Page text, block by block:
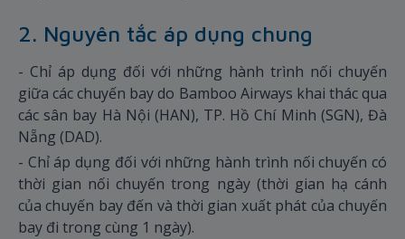
2. Nguyên tắc áp dụng chung
- Chỉ áp dụng đối với những hành trình nối chuyến
giữa các chuyến bay do Bamboo Airways khai thác qua
các sân bay Hà Nội (HAN), TP. Hồ Chí Minh (SGN), Đà
Nẵng (DAD).
- Chỉ áp dụng đối với những hành trình nối chuyến có
thời gian nối chuyến trong ngày (thời gian hạ cánh
của chuyến bay đến và thời gian xuất phát của chuyến
bay đi trong cùng 1 ngày).